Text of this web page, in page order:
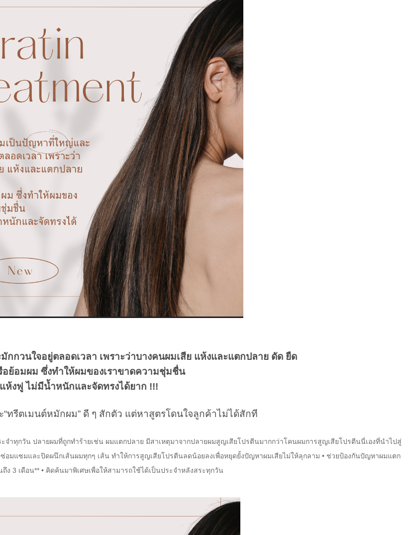
กวนใจอยู่ตลอดเวลา เพราะว่าบางคนผมเสีย แห้งและแตกปลาย ดัด ยืด
อย้อมผม ซึ่งทำให้ผมของเราขาดความชุ่มชื่น
แห้งฟู ไม่มีน้ำหนักและจัดทรงได้ยาก !!!
“ทรีตเมนต์หมักผม” ดี ๆ สักตัว แต่หาสูตรโดนใจลูกค้าไม่ได้สักที
จำทุกวัน ปลายผมที่ถูกทำร้ายเช่น ผมแตกปลาย มีสาเหตุมาจากปลายผมสูญเสียโปรตีนมากกว่าโคนผมการสูญเสียโปรตีนนี่เองที่นำไปสู่
ซ่อมแซมและปิดผนึกเส้นผมทุกๆ เส้น ทำให้การสูญเสียโปรตีนลดน้อยลงเพื่อหยุดยั้งปัญหาผมเสียไม่ให้ลุกลาม • ช่วยป้องกันปัญหาผมแตก
ง 3 เดือน** • คิดค้นมาพิเศษเพื่อให้สามารถใช้ได้เป็นประจำหลังสระทุกวัน